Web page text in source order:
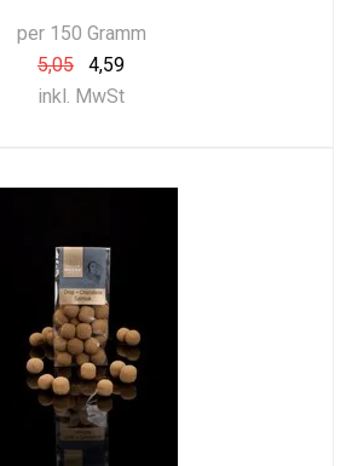
per 150 Gramm
5,05
4,59
inkl. MwSt